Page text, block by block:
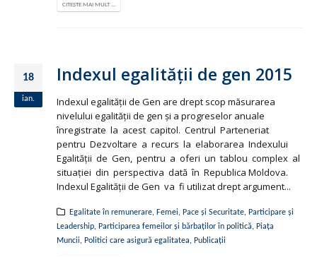
CITEȘTE MAI MULT ...
18
ian.
Indexul egalităţii de gen 2015
Indexul egalităţii de Gen are drept scop măsurarea
nivelului egalităţii de gen şi a progreselor anuale
înregistrate la acest capitol. Centrul Parteneriat
pentru Dezvoltare a recurs la elaborarea Indexului
Egalităţii de Gen, pentru a oferi un tablou complex al
situaţiei din perspectiva dată în Republica Moldova.
Indexul Egalităţii de Gen va fi utilizat drept argument...
Egalitate în remunerare, Femei, Pace și Securitate, Participare și
Leadership, Participarea femeilor și bărbaților în politică, Piața
Muncii, Politici care asigură egalitatea, Publicații